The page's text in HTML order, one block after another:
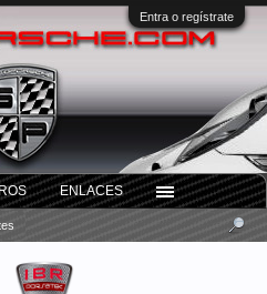
Entra o regístrate
ENLACES